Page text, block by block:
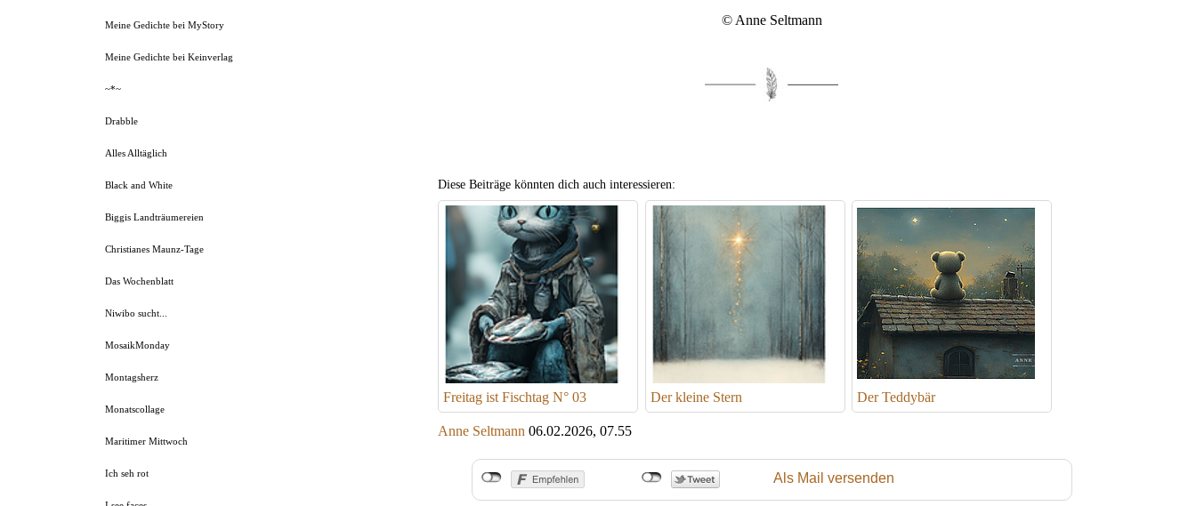
© Anne Seltmann
Diese Beiträge könnten dich auch interessieren:
Freitag ist Fischtag N° 03 Der kleine Stern Der Teddybär
Anne Seltmann 06.02.2026, 07.55
Als Mail versenden
Meine Gedichte bei MyStory
Meine Gedichte bei Keinverlag
~*~
Drabble
Alles Alltäglich
Black and White
Biggis Landträumereien
Christianes Maunz-Tage
Das Wochenblatt
Niwibo sucht...
MosaikMonday
Montagsherz
Monatscollage
Maritimer Mittwoch
Ich seh rot